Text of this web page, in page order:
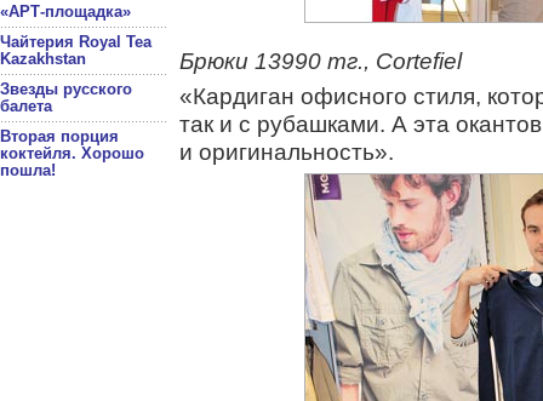
«АРТ-площадка»
Чайтерия Royal Tea
Kazakhstan
Звезды русского
балета
Вторая порция
коктейля. Хорошо
пошла!
Брюки 13990 тг., Cortefiel
«Кардиган офисного стиля,
так и с рубашками. А эта
и оригинальность».